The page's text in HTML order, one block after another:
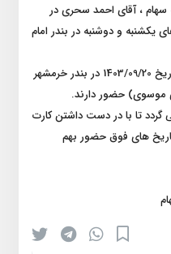
، آقای احمد سحری در
09/18 و 1403/09/19 روز های یکشنبه و دوشنبه در بندر امام
در دفتر آقایان اهدایی و بهمنی و در تاریخ 1403/09/20 در بندر خرمشهر
موسوی) حضور دارند.
گردد تا با در دست داشتن کارت
های فوق حضور بهم